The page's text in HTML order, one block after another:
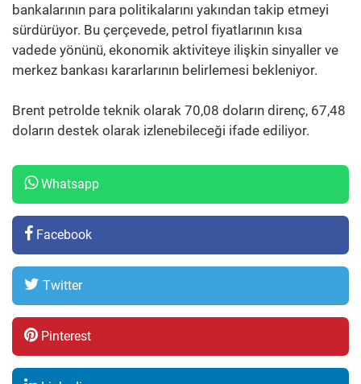
bankalarının para politikalarını yakından takip etmeyi
sürdürüyor. Bu çerçevede, petrol fiyatlarının kısa
vadede yönünü, ekonomik aktiviteye ilişkin sinyaller ve
merkez bankası kararlarının belirlemesi bekleniyor.
Brent petrolde teknik olarak 70,08 doların direnç, 67,48
doların destek olarak izlenebileceği ifade ediliyor.
Whatsapp
Facebook
Twitter
Pinterest